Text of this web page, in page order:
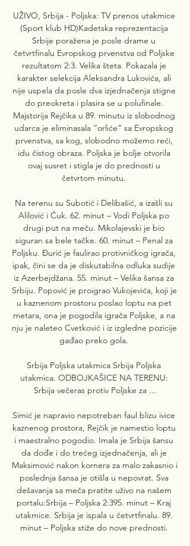
UŽIVO, Srbija - Poljska: TV prenos utakmice
(Sport klub HD)Kadetska reprezentacija
Srbije poražena je posle drame u
četvrtfinalu Evropskog prvenstva od Poljske
rezultatom 2:3. Velika šteta. Pokazala je
karakter selekcija Aleksandra Lukovića, ali
nije uspela da posle dva izjednačenja stigne
do preokreta i plasira se u polufinale.
Majstorija Rejčika u 89. minutu iz slobodnog
udarca je eliminasala “orliće” sa Evropskog
prvenstva, sa kog, slobodno možemo reći,
idu čistog obraza. Poljska je bolje otvorila
ovaj susret i stigla je do prednosti u
četvrtom minutu.
Na terenu su Subotić i Delibašić, a izašli su
Alilović i Ćuk. 62. minut – Vodi Poljska po
drugi put na meču. Mikolajevski je bio
siguran sa bele tačke. 60. minut – Penal za
Poljsku. Đurić je faulirao protivničkog igrača,
ipak, čini se da je diskutabilna odluka sudije
iz Azerbejdžana. 55. minut – Velika šansa za
Srbiju. Popović je proigrao Vukojevića, koji je
u kaznenom prostoru poslao loptu na pet
metara, ona je pogodila igrača Poljske, a na
nju je naleteo Cvetković i iz izgledne pozicije
gađao preko gola.
Srbija Poljska utakmica Srbija Poljska
utakmica. ODBOJKAŠICE NA TERENU:
Srbija večeras protiv Poljske za ...
Simić je napravio nepotreban faul blizu ivice
kaznenog prostora, Rejčik je namestio loptu
i maestralno pogodio. Imala je Srbija šansu
da dođe i do trećeg izjednačenja, ali je
Maksimović nakon kornera za malo zakasnio i
poslednja šansa je otišla u nepovrat. Sva
dešavanja sa meča pratite uživo na našem
portalu:Srbija – Poljska 2:395. minut – Kraj
utakmice. Srbija je ispala u četvrtfinalu. 89.
minut – Poljska stiže do nove prednosti.